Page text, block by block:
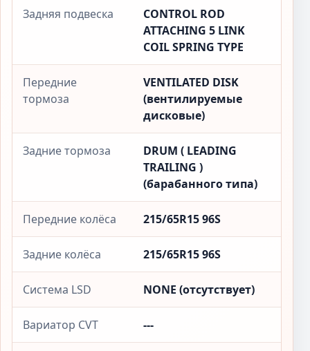
Задняя подвеска
CONTROL ROD
ATTACHING 5 LINK
COIL SPRING TYPE
Передние
тормоза
VENTILATED DISK
(вентилируемые
дисковые)
Задние тормоза
DRUM ( LEADING
TRAILING )
(барабанного типа)
Передние колёса 215/65R15 96S
Задние колёса 215/65R15 96S
Система LSD NONE (отсутствует)
Вариатор CVT ---